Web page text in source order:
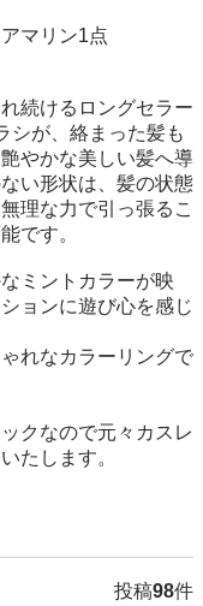
マリン1点
続けるロングセラー
シが、絡まった髪も
やかな美しい髪へ導
い形状は、髪の状態
理な力で引っ張るこ
です。
ミントカラーが映
ョンに遊び心を感じ
れなカラーリングで
クなので元々カスレ
たします。
投稿98件